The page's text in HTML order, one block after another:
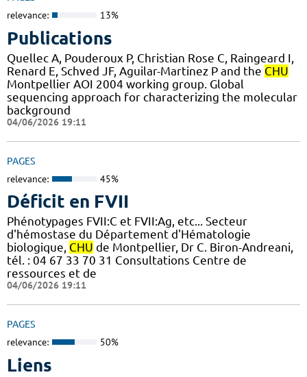
relevance: 13%
Publications
Quellec A, Pouderoux P, Christian Rose C, Raingeard I,
Renard E, Schved JF, Aguilar-Martinez P and the CHU
Montpellier AOI 2004 working group. Global
sequencing approach for characterizing the molecular
background
04/06/2026 19:11
PAGES
relevance: 45%
Déficit en FVII
Phénotypages FVII:C et FVII:Ag, etc... Secteur
d'hémostase du Département d'Hématologie
biologique, CHU de Montpellier, Dr C. Biron-Andreani,
tél. : 04 67 33 70 31 Consultations Centre de
ressources et de
04/06/2026 19:11
PAGES
relevance: 50%
Liens